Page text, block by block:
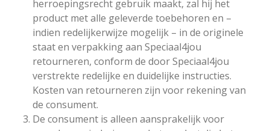
herroepingsrecht gebruik maakt, zal hij het
product met alle geleverde toebehoren en –
indien redelijkerwijze mogelijk – in de originele
staat en verpakking aan Speciaal4jou
retourneren, conform de door Speciaal4jou
verstrekte redelijke en duidelijke instructies.
Kosten van retourneren zijn voor rekening van
de consument.
De consument is alleen aansprakelijk voor